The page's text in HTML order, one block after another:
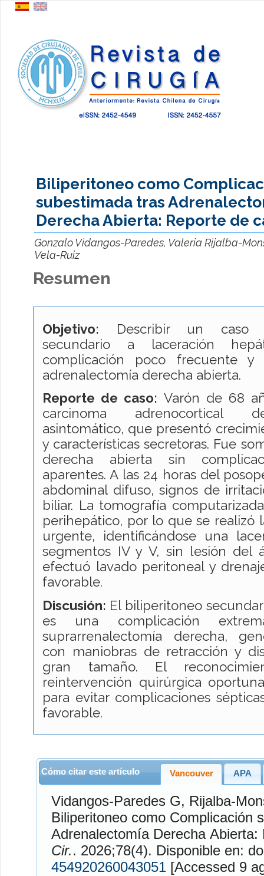
Biliperitoneo como
subestimada tras
Derecha Abierta: Reporte de
Gonzalo Vidangos-Paredes, Valeria Rijalba-
Vela-Ruiz
Resumen
Objetivo: Describir un caso
secundario a laceración
complicación poco frecuente y
adrenalectomía derecha abierta.
Reporte de caso: Varón de 68
carcinoma adrenocortical
asintomático, que presentó
y características secretoras. Fue
derecha abierta sin
aparentes. A las 24 horas del
abdominal difuso, signos de
biliar. La tomografía
perihepático, por lo que se realizó
urgente, identificándose una
segmentos IV y V, sin lesión del
efectuó lavado peritoneal y
favorable.
Discusión: El biliperitoneo
es una complicación
suprarrenalectomía derecha,
con maniobras de retracción y
gran tamaño. El
reintervención quirúrgica
para evitar complicaciones
favorable.
Cómo citar este artículo Vancouver APA
Vidangos-ParedesG, Rijalba-
Biliperitoneo como Complicación
Adrenalectomía Derecha
Cir.
. 2026;78(4). Disponible en:
454920260043051